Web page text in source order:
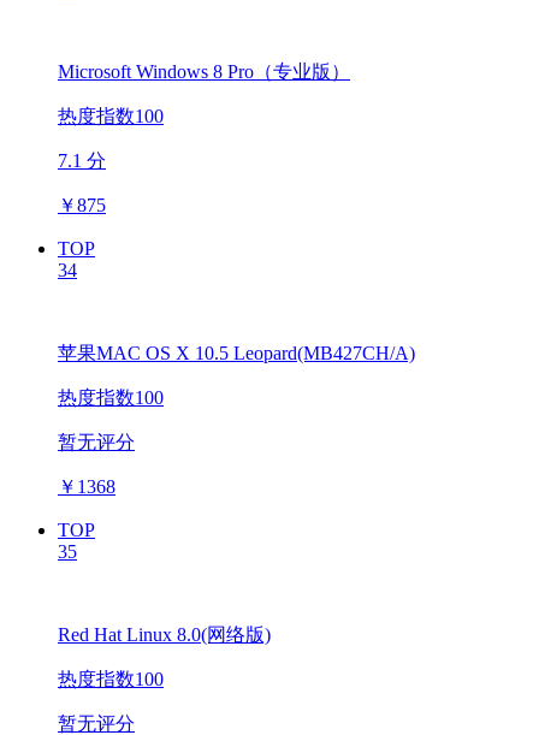
Microsoft Windows 8 Pro（专业版）
热度指数100
7.1 分
￥875
TOP
34
苹果MAC OS X 10.5 Leopard(MB427CH/A)
热度指数100
暂无评分
￥ 1368
TOP
35
Red Hat Linux 8.0(网络版)
热度指数100
暂无评分